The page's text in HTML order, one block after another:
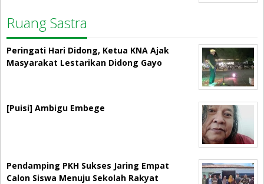
Ruang Sastra
Peringati Hari Didong, Ketua KNA Ajak
Masyarakat Lestarikan Didong Gayo
[Puisi] Ambigu Embege
Pendamping PKH Sukses Jaring Empat
Calon Siswa Menuju Sekolah Rakyat